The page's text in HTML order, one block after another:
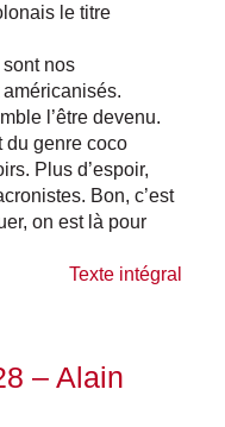
le titre
nos
l’être devenu.
du genre coco
Plus d’espoir,
Bon, c’est
on est là pour
Texte intégral
– Alain